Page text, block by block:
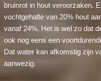
bruinrot in hout veroorzaken.
vochtgehalte van 20% hout
vanaf 24%. Het is wel zo dat
ook nog eens een
Dat water kan afkomstig zijn
aanwezig.